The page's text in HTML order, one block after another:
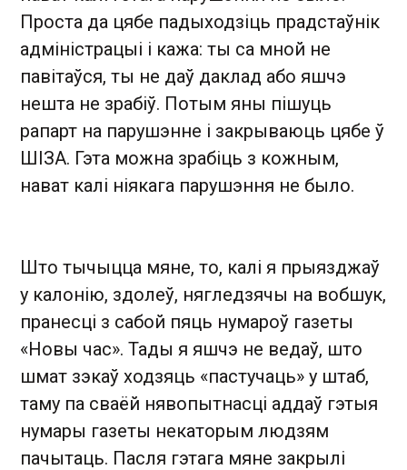
Проста да цябе падыходзіць прадстаўнік
адміністрацыі і кажа: ты са мной не
павітаўся, ты не даў даклад або яшчэ
нешта не зрабіў. Потым яны пішуць
рапарт на парушэнне і закрываюць цябе ў
ШІЗА. Гэта можна зрабіць з кожным,
нават калі ніякага парушэння не было.
Што тычыцца мяне, то, калі я прыязджаў
у калонію, здолеў, нягледзячы на вобшук,
пранесці з сабой пяць нумароў газеты
«Новы час». Тады я яшчэ не ведаў, што
шмат зэкаў ходзяць «пастучаць» у штаб,
таму па сваёй нявопытнасці аддаў гэтыя
нумары газеты некаторым людзям
пачытаць. Пасля гэтага мяне закрылі